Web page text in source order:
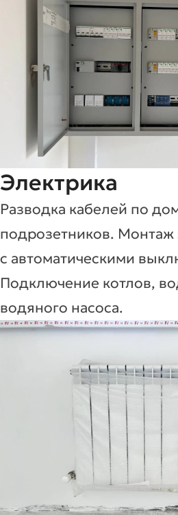
Электрика
Разводка кабелей по
подрозетников.
с автоматическими
Подключение котлов,
водяного насоса.